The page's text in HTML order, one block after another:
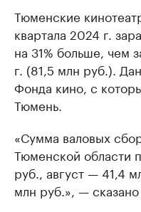
Тюменские
квартала 2024 г.
на 31% больше, чем
г. (81,5 млн руб.).
Фонда кино, с
Тюмень.
«Сумма валовых
Тюменской области
руб., август — 41,4
млн руб.», —